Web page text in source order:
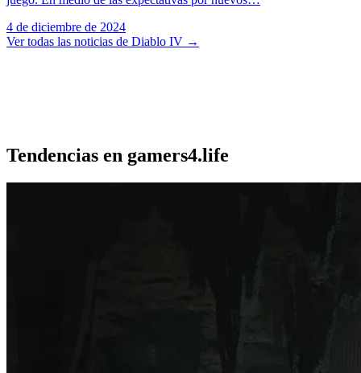
4 de diciembre de 2024
Ver todas las noticias de Diablo IV →
Tendencias en gamers4.life